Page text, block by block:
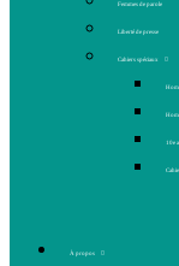
Femmes de parole
Liberté de presse
Cahiers spéciaux
10e
À propos